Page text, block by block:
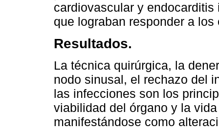
cardiovascular y
que lograban responder a
Resultados.
La técnica quirúrgica, la
nodo sinusal, el rechazo del
las infecciones son los
viabilidad del órgano y la
manifestándose como